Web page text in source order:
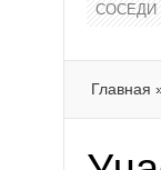
СОСЕДИ
Главная